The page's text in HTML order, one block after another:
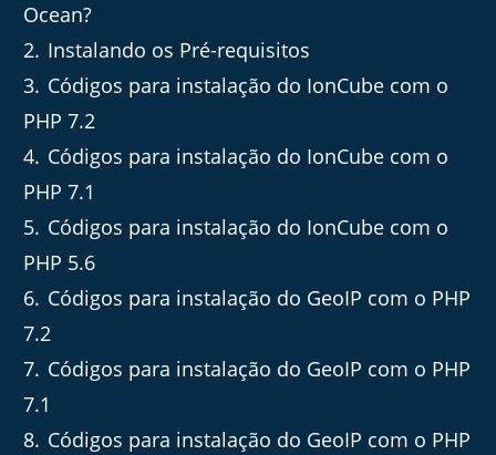
Ocean?
2 Instalando os Pré-requisitos
3 Códigos para instalação do IonCube com o
PHP 7.2
4 Códigos para instalação do IonCube com o
PHP 7.1
5 Códigos para instalação do IonCube com o
PHP 5.6
6 Códigos para instalação do GeoIP com o PHP
7.2
7 Códigos para instalação do GeoIP com o PHP
7.1
8 Códigos para instalação do GeoIP com o PHP